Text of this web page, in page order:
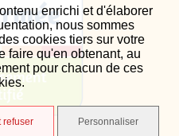
enrichi et d'élaborer
nous sommes
cookies tiers sur votre
faire qu'en obtenant, au
pour chacun de ces
refuser Personnaliser